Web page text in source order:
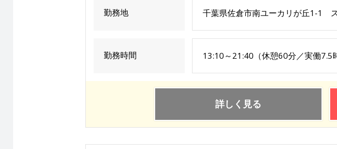
勤務地 千葉県佐倉市南ユーカリが丘1-1
勤務時間 13:10～21:40（休憩60分／実働7.5
詳しく見る